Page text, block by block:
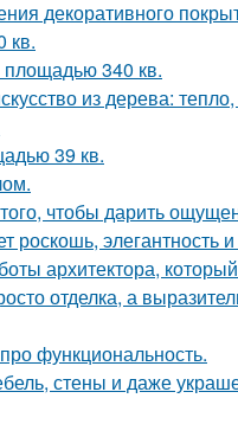
декоративного
кв.
340 кв.
из дерева: тепло,
39 кв.
чтобы дарить
роскошь, элегантность
архитектора,
отделка, а
функциональность.
стены и даже